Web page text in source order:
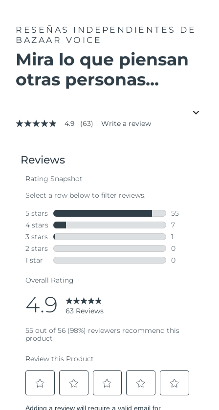
RESEÑAS INDEPENDIENTES
DE
BAZAAR VOICE
Mira lo que piensan
otras personas...
4.9
stars,
average
value.
Same
page
link.
4.9 (63) Write a review